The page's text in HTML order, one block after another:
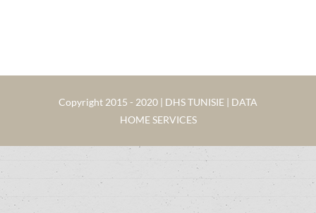
Copyright 2015 - 2020 | DHS TUNISIE | DATA
HOME SERVICES